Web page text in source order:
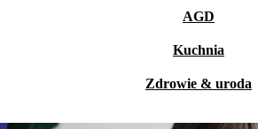
AGD
Kuchnia
Zdrowie & uroda